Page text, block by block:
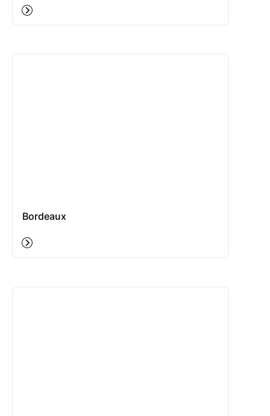
Bordeaux